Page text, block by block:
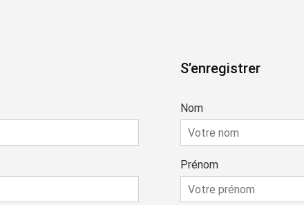
S’enregistrer
Nom
Prénom